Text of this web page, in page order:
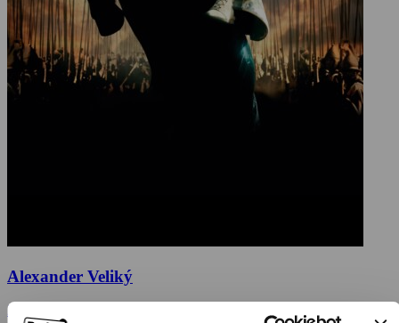
Alexander Veliký
2004, Velká Británie, USA, Německo, Francie, 167 min